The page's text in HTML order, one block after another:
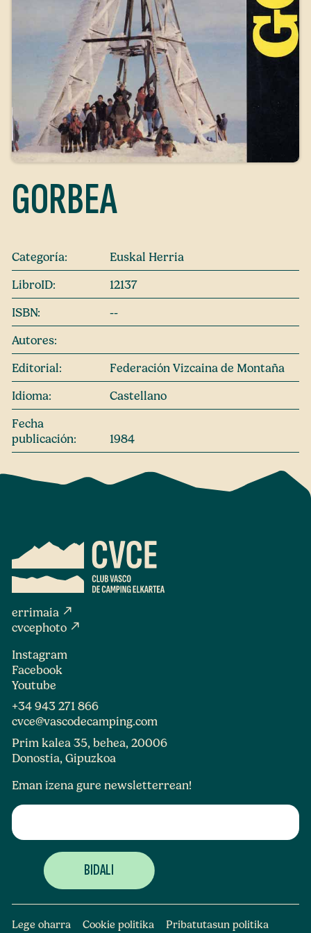
GORBEA
Categoría:
Euskal Herria
LibroID:
12137
ISBN:
--
Autores:
Editorial:
Federación Vizcaina de Montaña
Idioma:
Castellano
Fecha
publicación:
1984
errimaia north_east
cvcephoto north_east
Instagram
Facebook
Youtube
+34 943 271 866
cvce@vascodecamping.com
Prim kalea 35, behea, 20006
Donostia, Gipuzkoa
Eman izena gure newsletterrean!
Lege oharra Cookie politika Pribatutasun politika